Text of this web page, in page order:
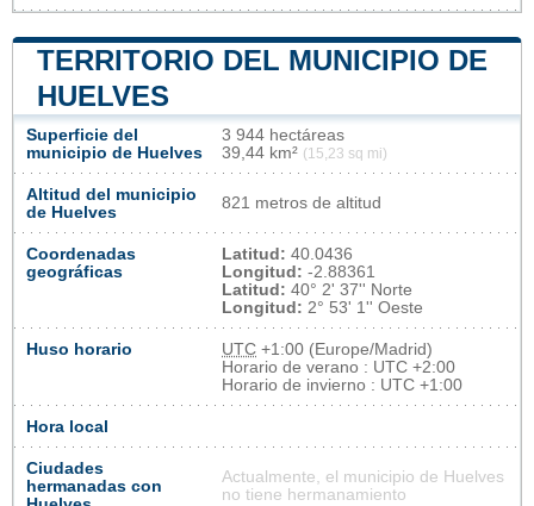
TERRITORIO DEL MUNICIPIO DE
HUELVES
Superficie del
municipio de Huelves
3 944 hectáreas
39,44 km² (15,23 sq mi)
Altitud del municipio
de Huelves
821 metros de altitud
Coordenadas
geográficas
Latitud: 40.0436
Longitud: -2.88361
Latitud: 40° 2' 37'' Norte
Longitud: 2° 53' 1'' Oeste
Huso horario UTC +1:00 (Europe/Madrid)
Horario de verano : UTC +2:00
Horario de invierno : UTC +1:00
Hora local
Ciudades
hermanadas con
Actualmente, el municipio de Huelves
no tiene hermanamiento